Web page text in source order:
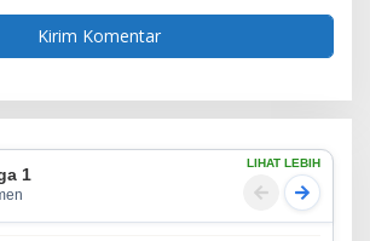
1
LIHAT LEBIH